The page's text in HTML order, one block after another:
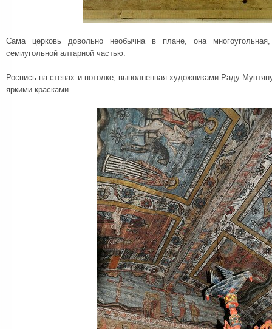
Сама церковь довольно необычна в плане, она
семиугольной алтарной частью.
Роспись на стенах и потолке, выполненная художниками Раду
яркими красками.